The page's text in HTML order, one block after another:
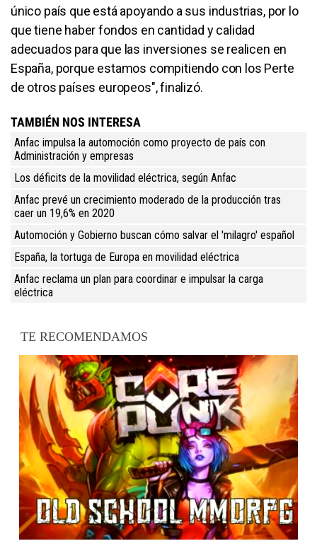
único país que está apoyando a sus industrias, por lo
que tiene haber fondos en cantidad y calidad
adecuados para que las inversiones se realicen en
España, porque estamos compitiendo con los Perte
de otros países europeos", finalizó.
TAMBIÉN NOS INTERESA
Anfac impulsa la automoción como proyecto de país con
Administración y empresas
Los déficits de la movilidad eléctrica, según Anfac
Anfac prevé un crecimiento moderado de la producción tras
caer un 19,6% en 2020
Automoción y Gobierno buscan cómo salvar el 'milagro' español
España, la tortuga de Europa en movilidad eléctrica
Anfac reclama un plan para coordinar e impulsar la carga
eléctrica
TE RECOMENDAMOS